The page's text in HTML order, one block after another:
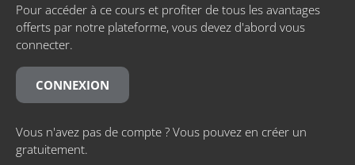
Pour accéder à ce cours et profiter de tous les avantages
offerts par notre plateforme, vous devez d'abord vous
connecter.
CONNEXION
Vous n'avez pas de compte ? Vous pouvez en créer un
gratuitement.